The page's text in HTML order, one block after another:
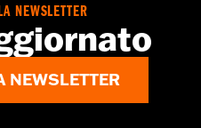
NEWSLETTER
NEWSLETTER